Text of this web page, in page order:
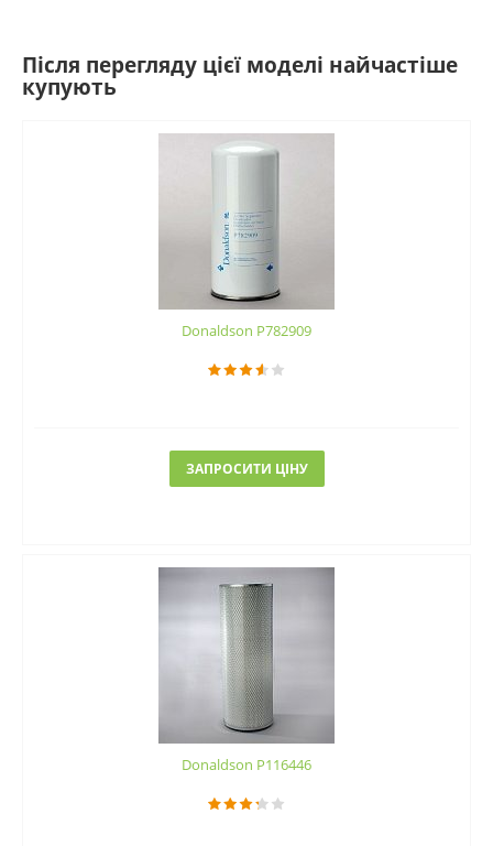
Після перегляду цієї моделі найчастіше
купують
Donaldson P782909
ЗАПРОСИТИ ЦІНУ
Donaldson P116446